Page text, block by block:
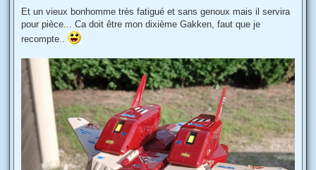
Et un vieux bonhomme très fatigué et sans genoux mais il servira
pour pièce... Ca doit être mon dixième Gakken, faut que je
recompte..